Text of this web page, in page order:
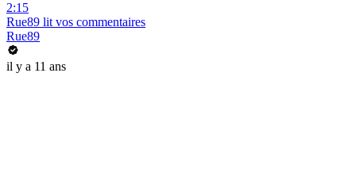
2:15
Rue89 lit vos commentaires
Rue89
il y a 11 ans